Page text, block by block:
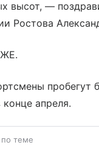
высот, —
Ростова
пробегут
апреля.
теме